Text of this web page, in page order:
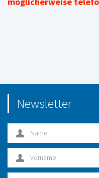
Newsletter